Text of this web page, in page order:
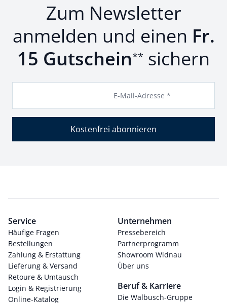
Zum Newsletter
anmelden und einen Fr.
15 Gutschein** sichern
E-Mail-Adresse *
Kostenfrei abonnieren
Service
Häufige Fragen
Bestellungen
Zahlung & Erstattung
Lieferung & Versand
Retoure & Umtausch
Login & Registrierung
Online-Katalog
Unternehmen
Pressebereich
Partnerprogramm
Showroom Widnau
Über uns
Beruf & Karriere
Die Walbusch-Gruppe